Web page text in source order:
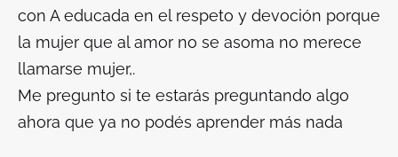
con A educada en el respeto y devoción porque
la mujer que al amor no se asoma no merece
llamarse mujer,.
Me pregunto si te estarás preguntando algo
ahora que ya no podés aprender más nada